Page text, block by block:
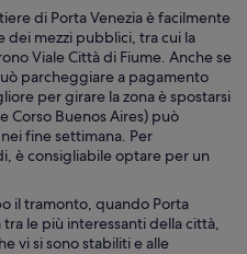
di Porta Venezia è facilmente
mezzi pubblici, tra cui la
Viale Città di Fiume. Anche se
parcheggiare a pagamento
per girare la zona è spostarsi
Corso Buenos Aires) può
fine settimana. Per
è consigliabile optare per un
il tramonto, quando Porta
le più interessanti della città,
vi si sono stabiliti e alle